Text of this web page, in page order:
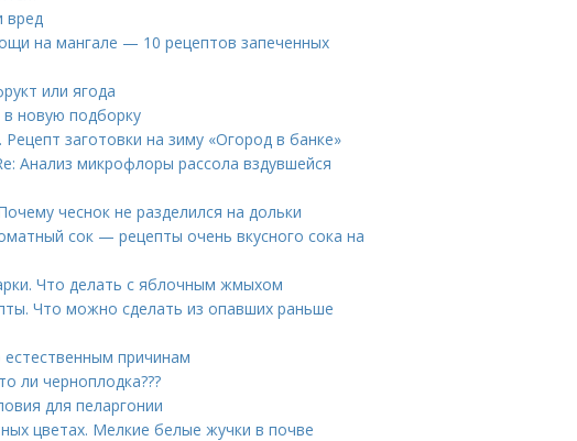
вред
на мангале — 10 рецептов запеченных
или ягода
новую подборку
заготовки на зиму «Огород в банке»
Анализ микрофлоры рассола вздувшейся
чеснок не разделился на дольки
сок — рецепты очень вкусного сока на
Что делать с яблочным жмыхом
Что можно сделать из опавших раньше
причинам
ли черноплодка???
для пеларгонии
цветах. Мелкие белые жучки в почве